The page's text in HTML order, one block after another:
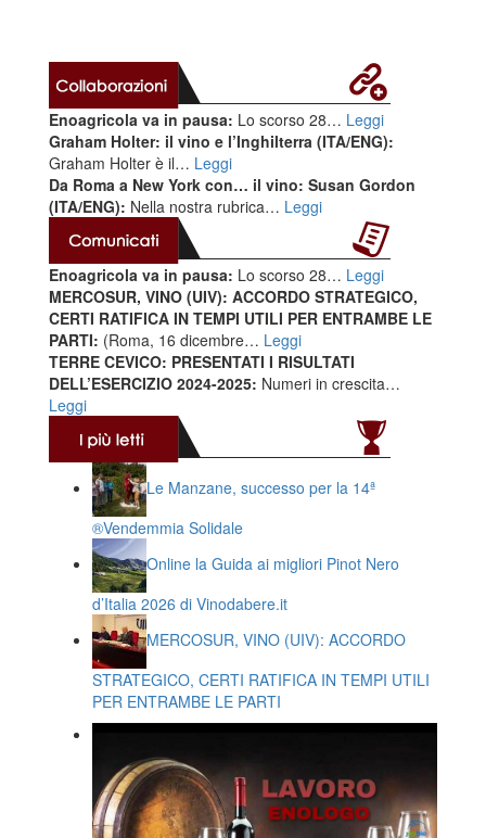
Enoagricola va in pausa: Lo scorso 28… Leggi
Graham Holter: il vino e l’Inghilterra (ITA/ENG):
Graham Holter è il… Leggi
Da Roma a New York con… il vino: Susan Gordon
(ITA/ENG): Nella nostra rubrica… Leggi
Enoagricola va in pausa: Lo scorso 28… Leggi
MERCOSUR, VINO (UIV): ACCORDO STRATEGICO,
CERTI RATIFICA IN TEMPI UTILI PER ENTRAMBE LE
PARTI: (Roma, 16 dicembre… Leggi
TERRE CEVICO: PRESENTATI I RISULTATI
DELL’ESERCIZIO 2024-2025: Numeri in crescita…
Leggi
Le Manzane, successo per la 14ª
®️Vendemmia Solidale
Online la Guida ai migliori Pinot Nero
d’Italia 2026 di Vinodabere.it
MERCOSUR, VINO (UIV): ACCORDO
STRATEGICO, CERTI RATIFICA IN TEMPI UTILI
PER ENTRAMBE LE PARTI